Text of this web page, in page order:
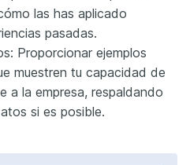
las has aplicado
pasadas.
Proporcionar ejemplos
muestren tu capacidad de
a la empresa, respaldando
si es posible.